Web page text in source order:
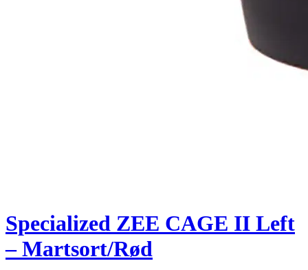
Specialized ZEE CAGE II Left
– Martsort/Rød